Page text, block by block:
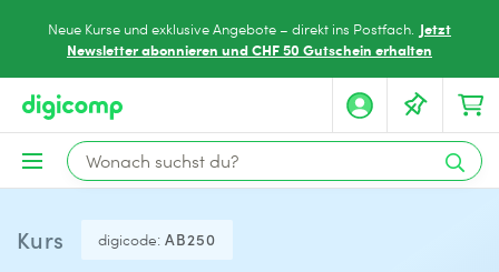
Neue Kurse und exklusive Angebote – direkt ins Postfach. Jetzt
Newsletter abonnieren und CHF 50 Gutschein erhalten
Kurs digicode: AB250